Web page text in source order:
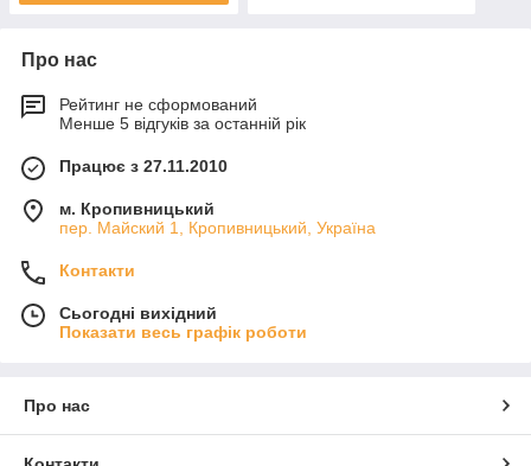
Про нас
Рейтинг не сформований
Менше 5 відгуків за останній рік
Працює з 27.11.2010
м. Кропивницький
пер. Майский 1, Кропивницький, Україна
Контакти
Сьогодні вихідний
Показати весь графік роботи
Про нас